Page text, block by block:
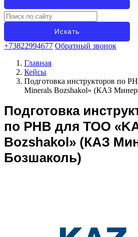
+73822994677 Обратный звонок
Главная
Кейсы
Подготовка инструкторов по
Minerals Bozshakol» (КАЗ
Подготовка
по РНВ для ТОО
Bozshakol» (КАЗ
Бозшаколь)